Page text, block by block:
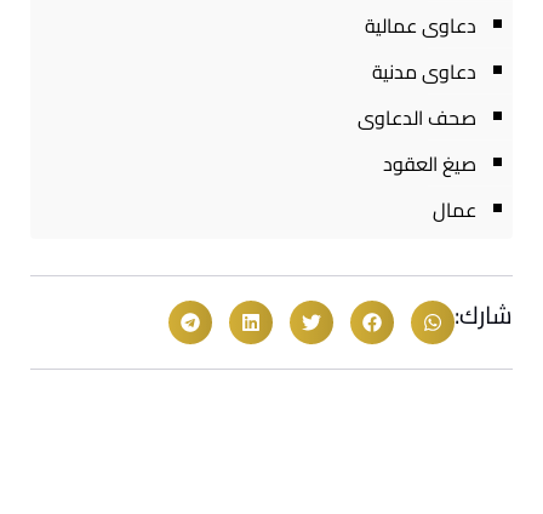
دعاوى عمالية
دعاوى مدنية
صحف الدعاوى
صيغ العقود
عمال
شارك: